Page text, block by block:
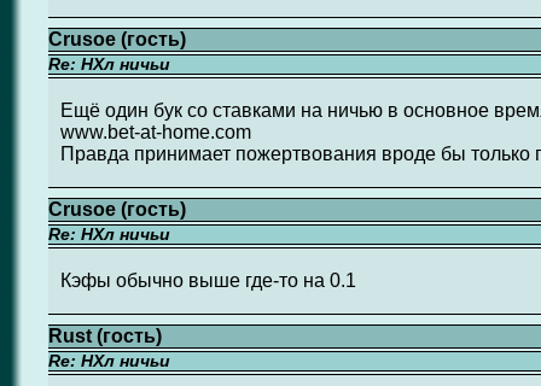
Crusoe (гость)
Re: НХл ничьи
Ещё один бук со ставками на ничью в основное
www.bet-at-home.com
Правда принимает пожертвования вроде бы только
Crusoe (гость)
Re: НХл ничьи
Кэфы обычно выше где-то на 0.1
Rust (гость)
Re: НХл ничьи